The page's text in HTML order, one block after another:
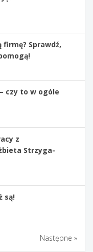
firmę? Sprawdź,
czy to w ogóle
z
Strzyga-
są!
Następne »